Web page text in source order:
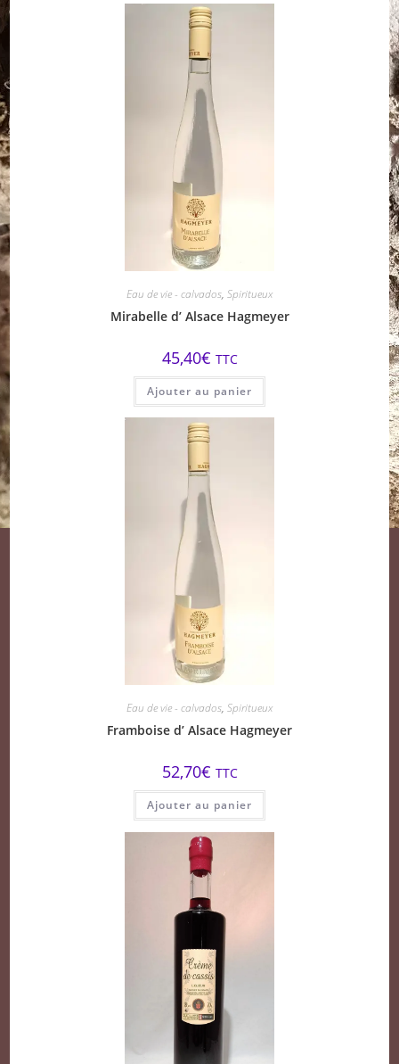
Eau de vie - calvados, Spiritueux
Mirabelle d’ Alsace Hagmeyer
45,40€ TTC
Ajouter au panier
Eau de vie - calvados, Spiritueux
Framboise d’ Alsace Hagmeyer
52,70€ TTC
Ajouter au panier